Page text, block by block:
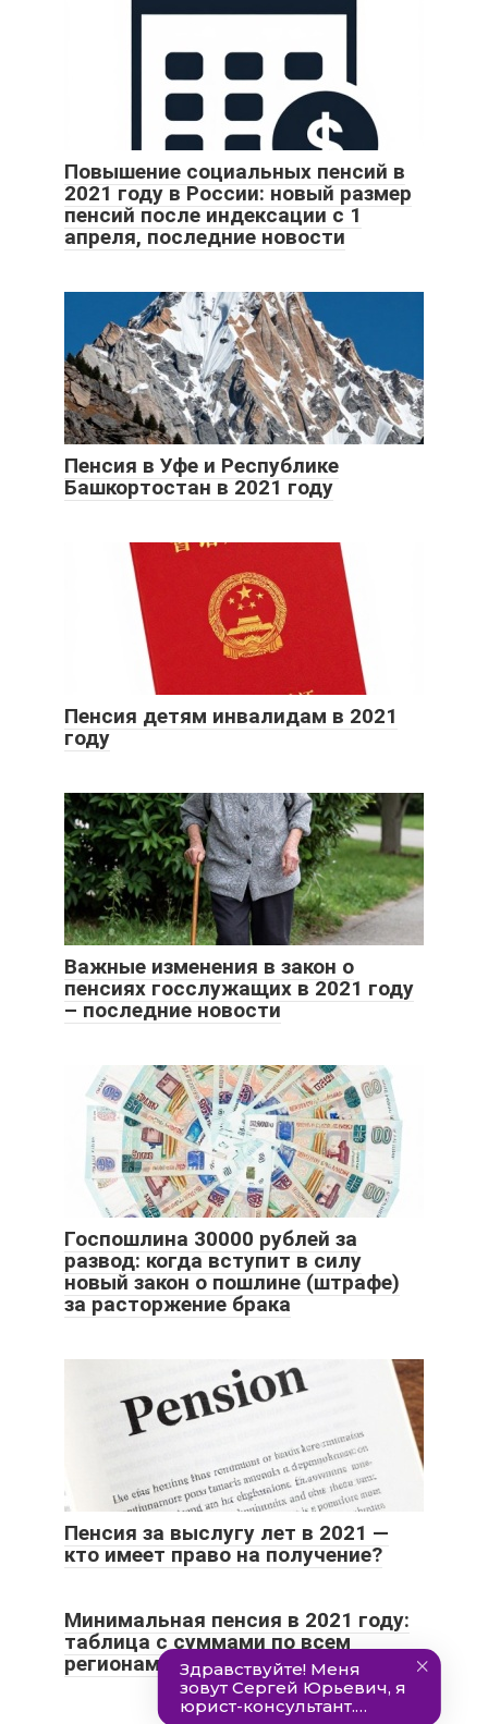
Повышение социальных пенсий в
2021 году в России: новый размер
пенсий после индексации с 1
апреля, последние новости
Пенсия в Уфе и Республике
Башкортостан в 2021 году
Пенсия детям инвалидам в 2021
году
Важные изменения в закон о
пенсиях госслужащих в 2021 году
– последние новости
Госпошлина 30000 рублей за
развод: когда вступит в силу
новый закон о пошлине (штрафе)
за расторжение брака
Пенсия за выслугу лет в 2021 —
кто имеет право на получение?
Минимальная пенсия в 2021 году:
таблица с суммами по всем
регионам